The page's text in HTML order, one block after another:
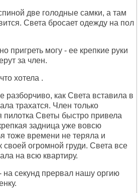
две голодные самки, а там
Света бросает одежду на пол
пригреть могу - ее крепкие руки
за член.
хотела .
разборчиво, как Света вставила в
трахатся. Член только
пилотка Светы быстро привела
задница уже вовсю
тоже времени не теряла и
огромной груди. Света все
на всю квартиру.
секунд прервал нашу оргию